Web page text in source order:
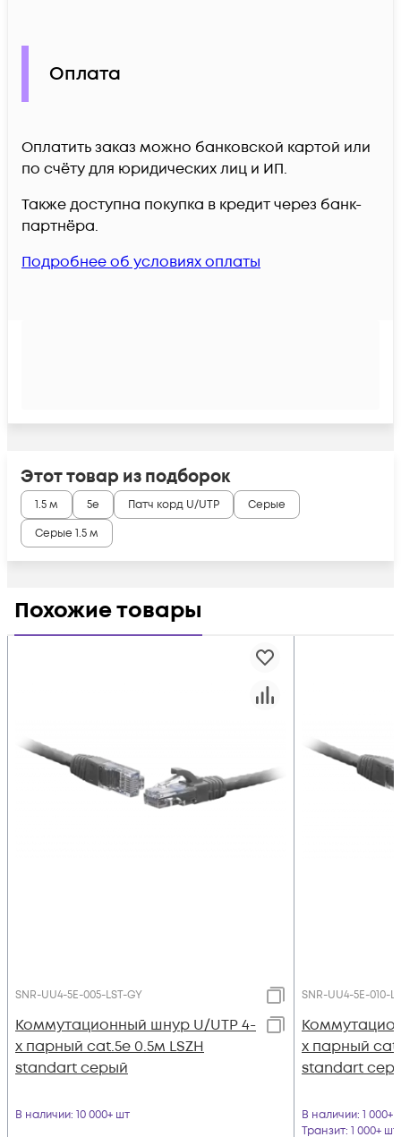
Оплата
Оплатить заказ можно банковской картой или
по счёту для юридических лиц и ИП.
Также доступна покупка в кредит через банк-
партнёра.
Подробнее об условиях оплаты
Этот товар из подборок
1.5 м 5e Патч корд U/UTP
Серые
Серые 1.5 м
Похожие товары
SNR-UU4-5E-005-LST-GY
Коммутационный шнур U/UTP 4-
х парный cat.5e 0.5м LSZH
standart серый
В наличии: 10 000+ шт
SNR-UU4-5E-010-
х парный
standart
В наличии: 1 000+
Транзит: 1 000+ шт